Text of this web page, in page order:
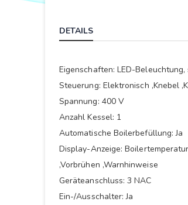
Anfang
DETAILS
Eigenschaften: LED-
Steuerung: Elektronisch ,Knebel
Spannung: 400 V
Anzahl Kessel: 1
Automatische Boilerbefüllung: Ja
Display-Anzeige:
,Vorbrühen ,Warnhinweise
Geräteanschluss: 3 NAC
Ein-/Ausschalter: Ja